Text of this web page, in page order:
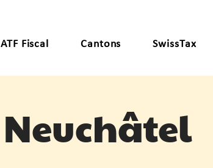
ATF Fiscal Cantons SwissTax
Neuchâtel